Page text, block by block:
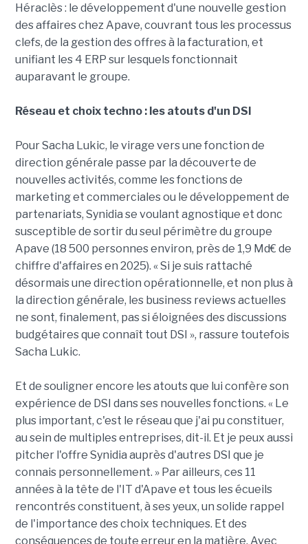
Héraclès : le développement d'une nouvelle gestion
des affaires chez Apave, couvrant tous les processus
clefs, de la gestion des offres à la facturation, et
unifiant les 4 ERP sur lesquels fonctionnait
auparavant le groupe.
Réseau et choix techno : les atouts d'un DSI
Pour Sacha Lukic, le virage vers une fonction de
direction générale passe par la découverte de
nouvelles activités, comme les fonctions de
marketing et commerciales ou le développement de
partenariats, Synidia se voulant agnostique et donc
susceptible de sortir du seul périmètre du groupe
Apave (18 500 personnes environ, près de 1,9 Md€ de
chiffre d'affaires en 2025). « Si je suis rattaché
désormais une direction opérationnelle, et non plus à
la direction générale, les business reviews actuelles
ne sont, finalement, pas si éloignées des discussions
budgétaires que connaît tout DSI », rassure toutefois
Sacha Lukic.
Et de souligner encore les atouts que lui confère son
expérience de DSI dans ses nouvelles fonctions. « Le
plus important, c'est le réseau que j'ai pu constituer,
au sein de multiples entreprises, dit-il. Et je peux aussi
pitcher l'offre Synidia auprès d'autres DSI que je
connais personnellement. » Par ailleurs, ces 11
années à la tête de l'IT d'Apave et tous les écueils
rencontrés constituent, à ses yeux, un solide rappel
de l'importance des choix techniques. Et des
conséquences de toute erreur en la matière. Avec